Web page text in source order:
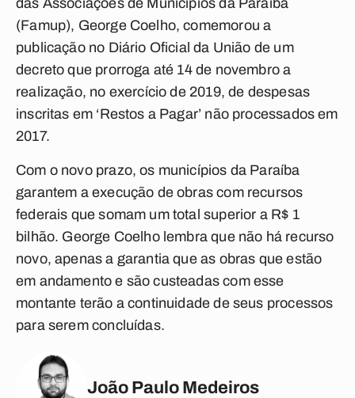
das Associações de Municípios da Paraíba
(Famup), George Coelho, comemorou a
publicação no Diário Oficial da União de um
decreto que prorroga até 14 de novembro a
realização, no exercício de 2019, de despesas
inscritas em ‘Restos a Pagar’ não processados em
2017.
Com o novo prazo, os municípios da Paraíba
garantem a execução de obras com recursos
federais que somam um total superior a R$ 1
bilhão. George Coelho lembra que não há recurso
novo, apenas a garantia que as obras que estão
em andamento e são custeadas com esse
montante terão a continuidade de seus processos
para serem concluídas.
João Paulo Medeiros